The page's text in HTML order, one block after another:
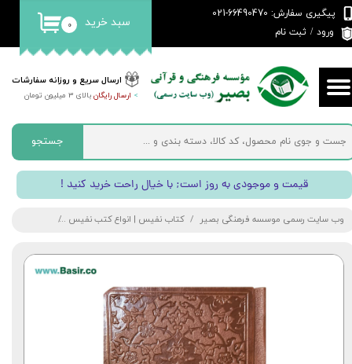
ارسال سریع و روزانه سفارشات
> ارسال رایگانبالای 3 میلیون تومان
پیگیری سفارش: 66490470-021
ورود / ثبت نام
حساب کاربری من
تغییر گذر واژه
سفارشات
خروج از حساب کاربری
۰ سبد خرید
جستجو
! قیمت و موجودی به روز است; با خیال راحت خرید کنید
وب سایت رسمی موسسه فرهنگی بصیر کتاب نفیس | انواع کتب نفیس